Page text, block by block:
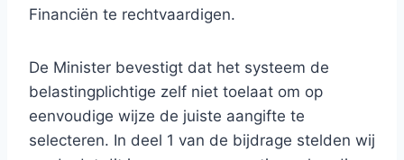
Financiën te rechtvaardigen.
De Minister bevestigt dat het systeem de
belastingplichtige zelf niet toelaat om op
eenvoudige wijze de juiste aangifte te
selecteren. In deel 1 van de bijdrage stelden wij